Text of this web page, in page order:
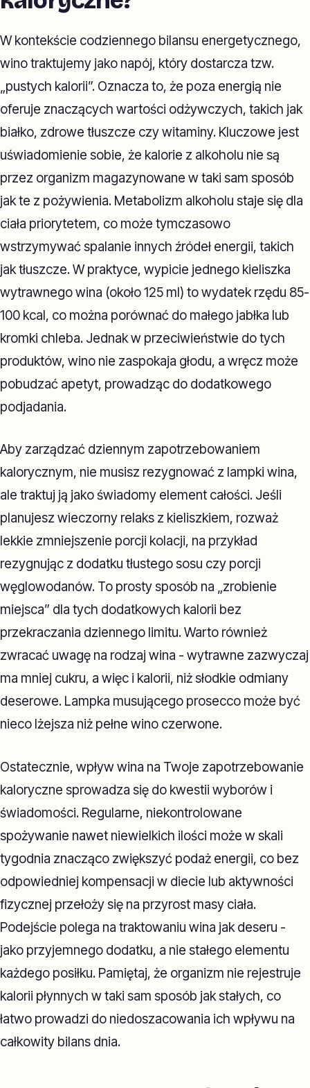
W kontekście codziennego bilansu energetycznego,
wino traktujemy jako napój, który dostarcza tzw.
„pustych kalorii”. Oznacza to, że poza energią nie
oferuje znaczących wartości odżywczych, takich jak
białko, zdrowe tłuszcze czy witaminy. Kluczowe jest
uświadomienie sobie, że kalorie z alkoholu nie są
przez organizm magazynowane w taki sam sposób
jak te z pożywienia. Metabolizm alkoholu staje się dla
ciała priorytetem, co może tymczasowo
wstrzymywać spalanie innych źródeł energii, takich
jak tłuszcze. W praktyce, wypicie jednego kieliszka
wytrawnego wina (około 125 ml) to wydatek rzędu 85-
100 kcal, co można porównać do małego jabłka lub
kromki chleba. Jednak w przeciwieństwie do tych
produktów, wino nie zaspokaja głodu, a wręcz może
pobudzać apetyt, prowadząc do dodatkowego
podjadania.
Aby zarządzać dziennym zapotrzebowaniem
kalorycznym, nie musisz rezygnować z lampki wina,
ale traktuj ją jako świadomy element całości. Jeśli
planujesz wieczorny relaks z kieliszkiem, rozważ
lekkie zmniejszenie porcji kolacji, na przykład
rezygnując z dodatku tłustego sosu czy porcji
węglowodanów. To prosty sposób na „zrobienie
miejsca” dla tych dodatkowych kalorii bez
przekraczania dziennego limitu. Warto również
zwracać uwagę na rodzaj wina - wytrawne zazwyczaj
ma mniej cukru, a więc i kalorii, niż słodkie odmiany
deserowe. Lampka musującego prosecco może być
nieco lżejsza niż pełne wino czerwone.
Ostatecznie, wpływ wina na Twoje zapotrzebowanie
kaloryczne sprowadza się do kwestii wyborów i
świadomości. Regularne, niekontrolowane
spożywanie nawet niewielkich ilości może w skali
tygodnia znacząco zwiększyć podaż energii, co bez
odpowiedniej kompensacji w diecie lub aktywności
fizycznej przełoży się na przyrost masy ciała.
Podejście polega na traktowaniu wina jak deseru -
jako przyjemnego dodatku, a nie stałego elementu
każdego posiłku. Pamiętaj, że organizm nie rejestruje
kalorii płynnych w taki sam sposób jak stałych, co
łatwo prowadzi do niedoszacowania ich wpływu na
całkowity bilans dnia.